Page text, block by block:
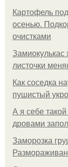
Картофель
осенью.
очистками
Замиокулькас
листочки
Как соседка
пушистый
А я себе
дровами
Заморозка